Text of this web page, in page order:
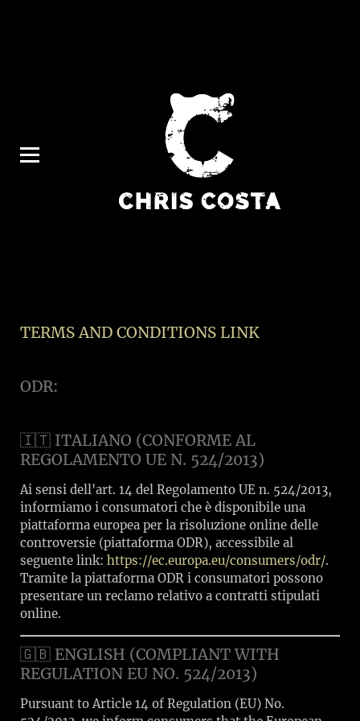
TERMS AND CONDITIONS LINK
ODR:
🇮🇹 ITALIANO (CONFORME AL
REGOLAMENTO UE N. 524/2013)
Ai sensi dell'art. 14 del Regolamento UE n. 524/2013,
informiamo i consumatori che è disponibile una
piattaforma europea per la risoluzione online delle
controversie (piattaforma ODR), accessibile al
seguente link: https://ec.europa.eu/consumers/odr/.
Tramite la piattaforma ODR i consumatori possono
presentare un reclamo relativo a contratti stipulati
online.
🇬🇧 ENGLISH (COMPLIANT WITH
REGULATION EU NO. 524/2013)
Pursuant to Article 14 of Regulation (EU) No.